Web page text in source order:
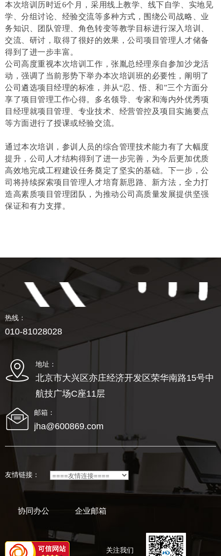
本次培训历时近6个月，采用线上教学、线下自学、实地见
学、分组讨论、经验交流等多种方式，围绕公司战略、业
务知识、团队管理、角色转变等教学目标进行深入培训、
交流、研讨，取得了很好的效果，公司项目管理人才储备
得到了进一步丰富。
公司高度重视本次培训工作，张胤总经理亲自参加沙龙活
动，强调了当前形势下举办本次培训班的必要性，阐明了
公司遴选项目经理的标准，并从“忍、悟、和”三个方面分
享了项目管理工作心得。多名领导、专家和海内外优秀项
目经理就项目管理、专业技术、经营管控及项目实施要点
等方面进行了授课或经验交流。
通过本次培训，参训人员的综合管理技术能力有了大幅度
提升，公司人才结构得到了进一步完善，为今后更加优质
高效地完成工程建设任务奠定了坚实的基础。下一步，公
司将持续探索项目管理人才培育新思路、新方法，全力打
造高素质项目管理团队，为推动公司高质量发展提供坚强
保证和有力支撑。
热线：
010-81028028
地址：
北京市大兴区亦庄经济开发区荣华南路15号中
航技广场C座11层
邮箱：
jha@600869.com
友情链接：
协同办公 企业邮箱
关注我们